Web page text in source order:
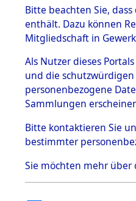
BESTÄNDE
1.
mente
5. Verschiedenes
5.3
Todesmärsche
5.3.1 Alliierte
Erhebungen
zu
Todesmärsch
en
5.3.2
Bitte beachten Sie,
enthält. Dazu können
Mitgliedschaft in
Als Nutzer dieses
und die
personenbezogene
Sammlungen
Bitte kontaktieren Sie
bestimmter
Sie möchten mehr über